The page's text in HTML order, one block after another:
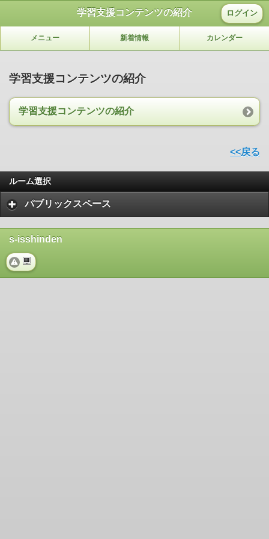
学習支援コンテンツの紹介 ログイン
メニュー 新着情報 カレンダー
学習支援コンテンツの紹介
学習支援コンテンツの紹介
<<戻る
ルーム選択
パブリックスペース
s-isshinden